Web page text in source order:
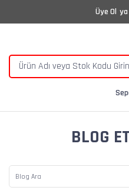
Üye Ol ya
BLOG